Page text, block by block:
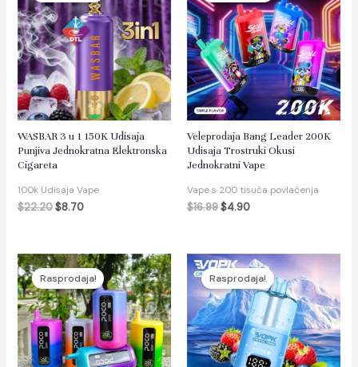
WASBAR 3 u 1 150K Udisaja
Punjiva Jednokratna Elektronska
Cigareta
100k Udisaja Vape
$22.20 $8.70
Veleprodaja Bang Leader 200K
Udisaja Trostruki Okusi
Jednokratni Vape
Vape s 200 tisuća povlačenja
$16.99$4.90
Rasprodaja! Rasprodaja!